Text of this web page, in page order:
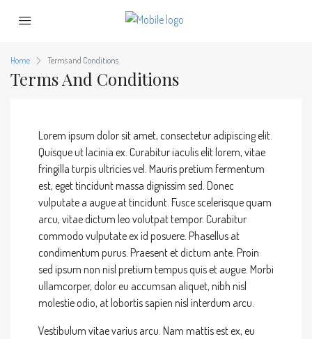
Home Terms and Conditions
Terms And Conditions
Lorem ipsum dolor sit amet, consectetur adipiscing elit.
Quisque ut lacinia ex. Curabitur iaculis elit lorem, vitae
fringilla turpis ultricies vel. Mauris pretium fermentum
est, eget tincidunt massa dignissim sed. Donec
vulputate a augue at tincidunt. Fusce scelerisque quam
arcu, vitae dictum leo volutpat tempor. Curabitur
commodo vulputate ex id posuere. Phasellus at
condimentum purus. Praesent et dictum ante. Proin
sed ipsum non nisl pretium tempus quis et augue. Morbi
ullamcorper, dolor eu accumsan aliquet, nibh nisl
molestie odio, at lobortis sapien nisl interdum arcu.
Vestibulum vitae varius arcu. Nam mattis est ex, eu